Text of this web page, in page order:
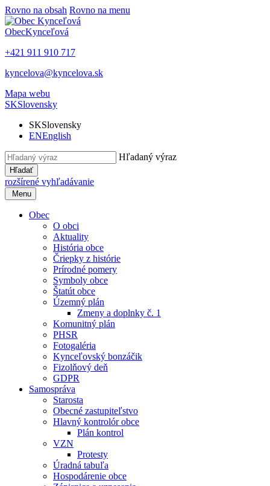
Rovno na obsah Rovno na menu
ObecKynceľová
+421 911 910 717
kyncelova@kyncelova.sk
Mapa webu
SKSlovensky
SKSlovensky
ENEnglish
Hľadaný výraz
Hľadať
rozšírené vyhľadávanie
Menu
Obec
O obci
Aktuality
História obce
Čriepky z histórie
Prírodné pomery
Symboly obce
Štatút obce
Územný plán
Zmeny a doplnky č. 1
Komunitný plán
PHSR
Fotogaléria
Kynceľovský bonzáčik
Fizolňový deň
GDPR
Samospráva
Starosta
Obecné zastupiteľstvo
Hlavný kontrolór obce
Plán kontrol
VZN
Protesty
Úradná tabuľa
Hospodárenie obce